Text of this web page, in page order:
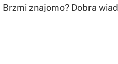
znajomo? Dobra